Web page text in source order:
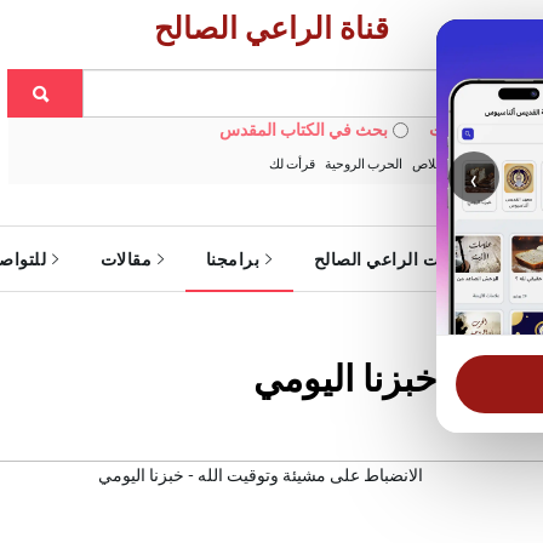
‹
قناة الراعي الصالح
في الويبسايت بحث في الكتاب المقدس
خبزنا اليومي الخلاص الحرب الروحية قرأت لك
خدمات الراعي الصالح برامجنا مقالات
- خبزنا اليومي